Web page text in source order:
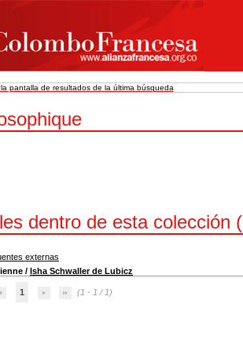
pantalla de resultados de la última búsqueda
dentro de esta colección (
externas
/ Isha Schwaller de Lubicz
1 (1 - 1 / 1)